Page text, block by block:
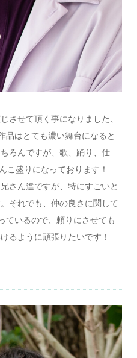
させて頂く事になりました、
品はとても濃い舞台になると
ろんですが、歌、踊り、仕
こ盛りになっております！
さん達ですが、特にすごいと
それでも、仲の良さに関して
ているので、頼りにさせても
るように頑張りたいです！